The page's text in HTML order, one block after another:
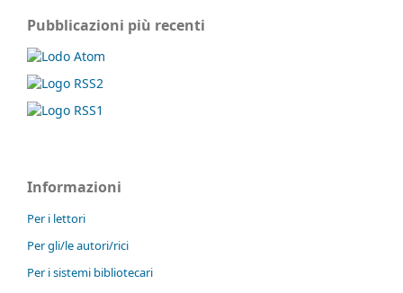
Pubblicazioni più recenti
Informazioni
Per i lettori
Per gli/le autori/rici
Per i sistemi bibliotecari